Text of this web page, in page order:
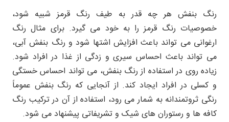
رنگ بنفش هر چه قدر به طیف رنگ قرمز شبیه شود،
خصوصیات رنگ قرمز را به خود می گیرد. برای مثال رنگ
ارغوانی می تواند باعث افزایش اشتها شود و رنگ بنفش آبی،
می تواند باعث احساس سیری و زدگی از غذا در افراد شود.
زیاده روی در استفاده از رنگ بنفش، می تواند احساس خستگی
و کسلی در افراد ایجاد کند. از آنجایی که رنگ بنفش عموماً
رنگی ثروتمندانه به شمار می رود، استفاده از آن در ترکیب رنگ
کافه ها و رستوران های شیک و تشریفاتی پیشنهاد می شود.